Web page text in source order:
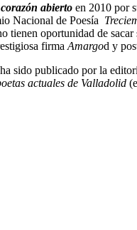
abierto en 2010 por
Nacional de Poesía
oportunidad de
firmaAmargod y
sido publicado por la
actuales de Valladolid